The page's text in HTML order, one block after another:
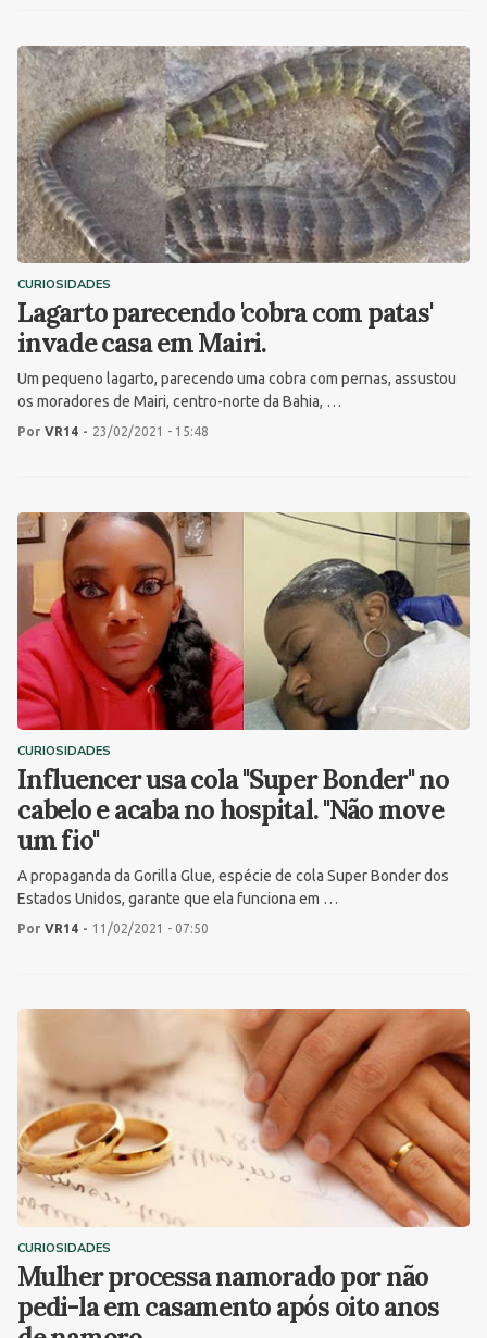
CURIOSIDADES
Lagarto parecendo 'cobra com patas'
invade casa em Mairi.
Um pequeno lagarto, parecendo uma cobra com pernas, assustou
os moradores de Mairi, centro-norte da Bahia, …
Por VR14 - 23/02/2021 - 15:48
CURIOSIDADES
Influencer usa cola "Super Bonder" no
cabelo e acaba no hospital. "Não move
um fio"
A propaganda da Gorilla Glue, espécie de cola Super Bonder dos
Estados Unidos, garante que ela funciona em …
Por VR14 - 11/02/2021 - 07:50
CURIOSIDADES
Mulher processa namorado por não
pedi-la em casamento após oito anos